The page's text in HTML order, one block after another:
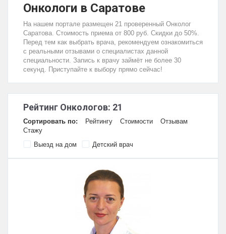
Онкологи в Саратове
На нашем портале размещен 21 проверенный Онколог
Саратова. Стоимость приема от 800 руб. Скидки до 50%.
Перед тем как выбрать врача, рекомендуем ознакомиться
с реальными отзывами о специалистах данной
специальности. Запись к врачу займёт не более 30
секунд. Приступайте к выбору прямо сейчас!
Рейтинг Онкологов: 21
Сортировать по: Рейтингу Стоимости
Отзывам
Стажу
Выезд на дом
Детский врач